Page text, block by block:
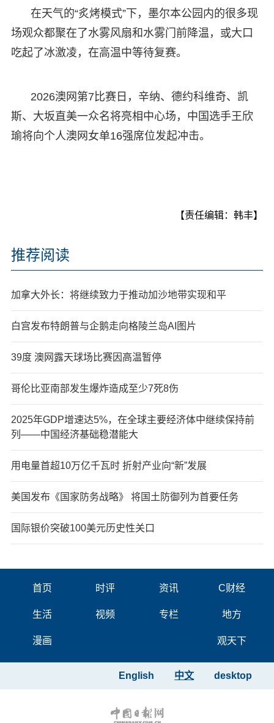
在天气的“炙烤模式”下，墨尔本公园内的很多现
场观众都聚在了水雾风扇和水雾门前降温，或大口
吃起了冰激凌，在高温中等待复赛。
2026澳网第7比赛日，辛纳、德约科维奇、凯
斯、大坂直美一众名将亮相中心场，中国选手王欣
瑜将向个人澳网女单16强席位发起冲击。
【责任编辑：韩丰】
推荐阅读
加拿大外长：将继续致力于推动加沙地带实现和平
白宫发布特朗普与企鹅走向格陵兰岛AI图片
39度 澳网露天球场比赛因高温暂停
哥伦比亚南部发生爆炸造成至少7死8伤
2025年GDP增速达5%，在全球主要经济体中继续保持前
列——中国经济基础稳潜能大
用电量首超10万亿千瓦时 折射产业向“新”发展
美国发布《国家防务战略》 将国土防御列为首要任务
国际银价突破100美元历史性关口
首页 时评 资讯 C财经
生活 视频 专栏 地方
漫画 观天下
desktop
中文
English